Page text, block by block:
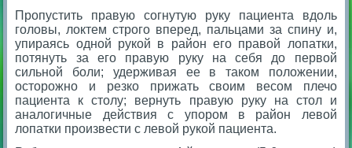
Пропустить правую согнутую руку пациента вдоль
головы, локтем строго вперед, пальцами за спину и,
упираясь одной рукой в район его правой лопатки,
потянуть за его правую руку на себя до первой
сильной боли; удерживая ее в таком положении,
осторожно и резко прижать своим весом плечо
пациента к столу; вернуть правую руку на стол и
аналогичные действия с упором в район левой
лопатки произвести с левой рукой пациента.